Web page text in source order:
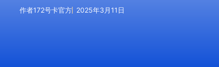
作者172号卡官方 2025年3月11日